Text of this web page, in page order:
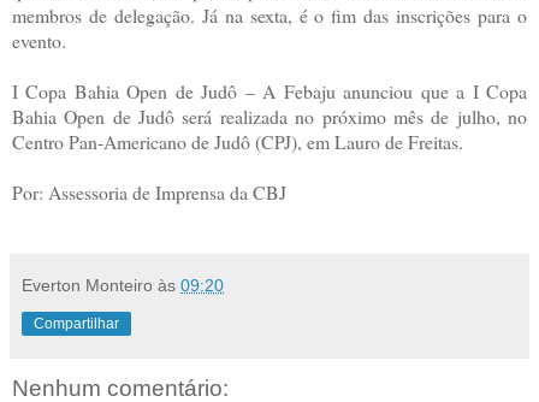
membros de delegação. Já na sexta, é o fim das inscrições para o
evento.
I Copa Bahia Open de Judô – A Febaju anunciou que a I Copa
Bahia Open de Judô será realizada no próximo mês de julho, no
Centro Pan-Americano de Judô (CPJ), em Lauro de Freitas.
Por: Assessoria de Imprensa da CBJ
Everton Monteiro às 09:20
Compartilhar
Nenhum comentário: